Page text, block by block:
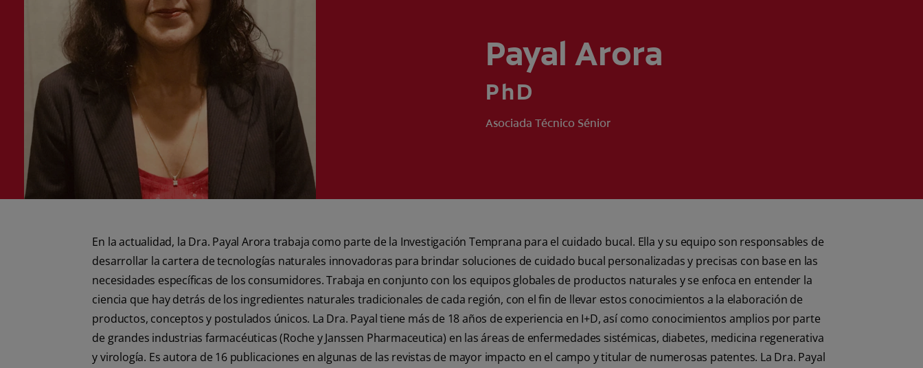
Payal Arora
PhD
Asociada Técnico Sénior
En la actualidad, la Dra. Payal Arora trabaja como parte de la Investigación Temprana para el cuidado bucal. Ella y su equipo son responsables de
desarrollar la cartera de tecnologías naturales innovadoras para brindar soluciones de cuidado bucal personalizadas y precisas con base en las
necesidades específicas de los consumidores. Trabaja en conjunto con los equipos globales de productos naturales y se enfoca en entender la
ciencia que hay detrás de los ingredientes naturales tradicionales de cada región, con el fin de llevar estos conocimientos a la elaboración de
productos, conceptos y postulados únicos. La Dra. Payal tiene más de 18 años de experiencia en I+D, así como conocimientos amplios por parte
de grandes industrias farmacéuticas (Roche y Janssen Pharmaceutica) en las áreas de enfermedades sistémicas, diabetes, medicina regenerativa
y virología. Es autora de 16 publicaciones en algunas de las revistas de mayor impacto en el campo y titular de numerosas patentes. La Dra. Payal